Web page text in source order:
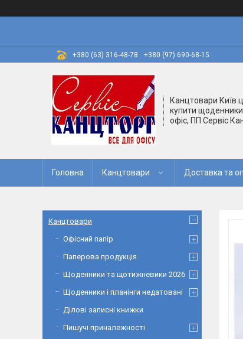
+380 (63) 316-48-78 +380 (97) 690-68-15
Канцтовари Київ
купити
офіс, ПП Сервіс
Головна Канцтовари Доставка та
Канцтовари
Офісний папір
Паперова продукція
Щоденники та щотижневики 2026
Щоденники і планінги недатовані
Ділові записні книжки
Пишучі приналежності